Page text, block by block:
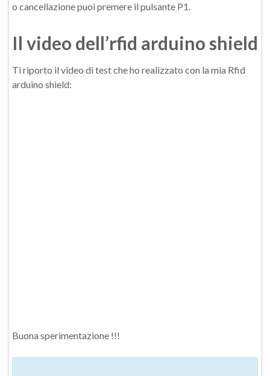
o cancellazione puoi premere il pulsante P1.
Il video dell’rfid arduino shield
Ti riporto il video di test che ho realizzato con la mia Rfid
arduino shield:
Buona sperimentazione !!!